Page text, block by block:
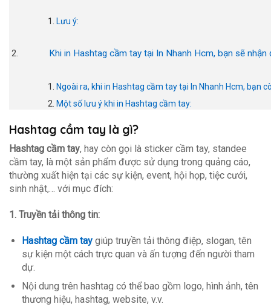
Lưu ý:
Khi in Hashtag cầm tay tại In Nhanh Hcm, bạn sẽ
Ngoài ra, khi in Hashtag cầm tay tại In Nhanh Hcm, bạn
Một số lưu ý khi in Hashtag cầm tay:
Hashtag cầm tay là gì?
Hashtag cầm tay, hay còn gọi là sticker cầm tay, standee
cầm tay, là một sản phẩm được sử dụng trong quảng cáo,
thường xuất hiện tại các sự kiện, event, hội họp, tiệc cưới,
sinh nhật,… với mục đích:
1. Truyền tải thông tin:
Hashtag cầm taygiúp truyền tải thông điệp, slogan, tên
sự kiện một cách trực quan và ấn tượng đến người tham
dự.
Nội dung trên hashtag có thể bao gồm logo, hình ảnh, tên
thương hiệu, hashtag, website, v.v.